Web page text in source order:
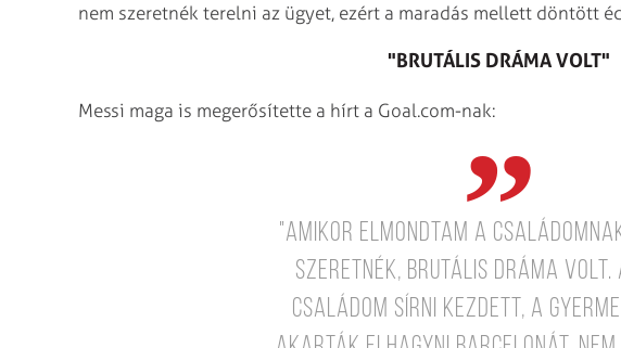
nem szeretnék terelni az ügyet, ezért a maradás mellett döntött
"BRUTÁLIS DRÁMA VOLT"
Messi maga is megerősítette a hírt a Goal.com-nak:
"Amikor elmondtam a
szeretnék, brutális dráma volt.
családom sírni kezdett, a